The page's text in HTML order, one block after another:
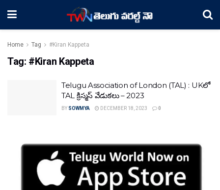
Home Tag #Kiran Kappeta
Tag: #Kiran Kappeta
Telugu Association of London (TAL) : UKలో
TAL క్రిస్మస్ వేడుకలు – 2023
BY SOWMYA DECEMBER 18, 2023 0